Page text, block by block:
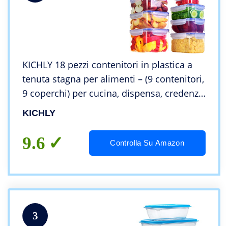
KICHLY 18 pezzi contenitori in plastica a
tenuta stagna per alimenti – (9 contenitori,
9 coperchi) per cucina, dispensa, credenza
– sicuro nel Microonde e congelatore a
KICHLY
9.6 Controlla Su Amazon
3